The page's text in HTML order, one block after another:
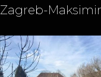
Zagreb-Maksimir